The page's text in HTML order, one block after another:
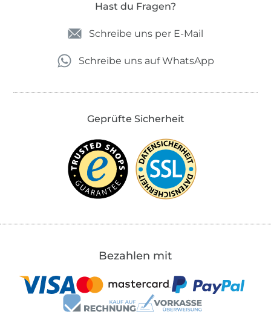
Hast du Fragen?
Schreibe uns per E-Mail
Schreibe uns auf WhatsApp
Geprüfte Sicherheit
Bezahlen mit